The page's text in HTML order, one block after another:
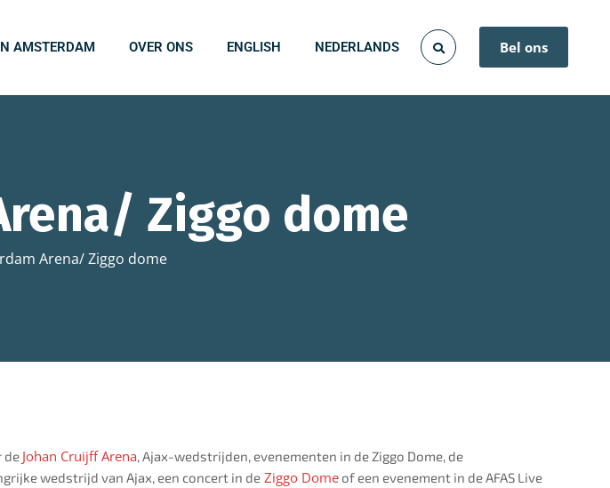
Bel ons
AMSTERDAM OVER ONS ENGLISH NEDERLANDS
Ziggo dome
Arena/ Ziggo dome
de Johan Cruijff Arena, Ajax-wedstrijden, evenementen in de Ziggo Dome, de
wedstrijd van Ajax, een concert in de Ziggo Dome of een evenement in de AFAS Live